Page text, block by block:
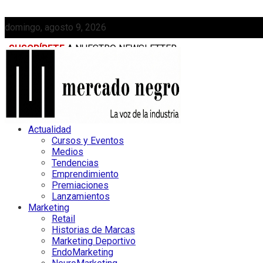
domingo, agosto 9, 2026
SUSCRÍBETE A NUESTRO NEWSLETTER
MEDIAKIT
Actualidad
Cursos y Eventos
Medios
Tendencias
Emprendimiento
Premiaciones
Lanzamientos
Marketing
Retail
Historias de Marcas
Marketing Deportivo
EndoMarketing